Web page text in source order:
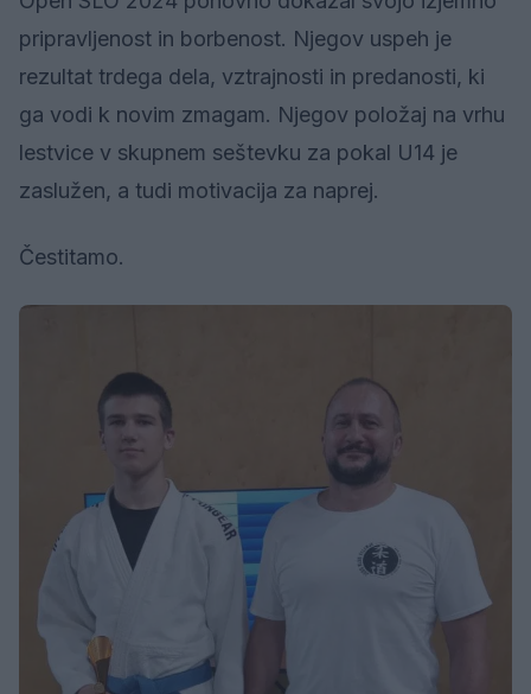
pripravljenost in borbenost. Njegov uspeh je
rezultat trdega dela, vztrajnosti in predanosti, ki
ga vodi k novim zmagam. Njegov položaj na vrhu
lestvice v skupnem seštevku za pokal U14 je
zaslužen, a tudi motivacija za naprej.
Čestitamo.